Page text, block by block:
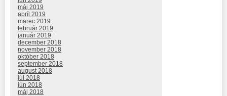
máj 2019
apríl 2019
marec 2019
február 2019
január 2019
december 2018
november 2018
október 2018
september 2018
august 2018
júl 2018
jún 2018
máj 2018